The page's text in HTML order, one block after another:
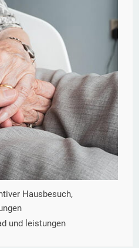
Hausbesuch,
und leistungen